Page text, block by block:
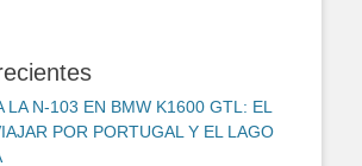
LA N-103 EN BMW K1600 GTL: EL
POR PORTUGAL Y EL LAGO